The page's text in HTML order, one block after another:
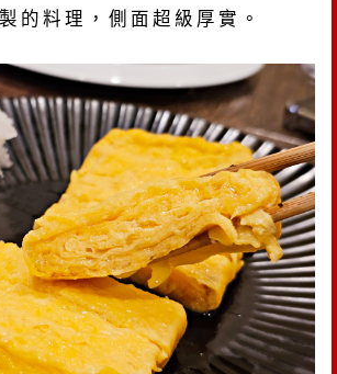
的料理，側面超級厚實。